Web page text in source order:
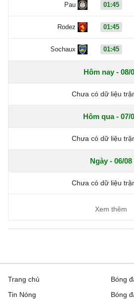
Pau 01:45
Rodez 01:45
Sochaux 01:45
Hôm nay - 08/
Chưa có dữ liệu
Hôm qua - 07/
Chưa có dữ liệu
Ngày - 06/08
Chưa có dữ liệu
Xem thêm
Trang chủ
Tin Nóng
Bóng
Bóng